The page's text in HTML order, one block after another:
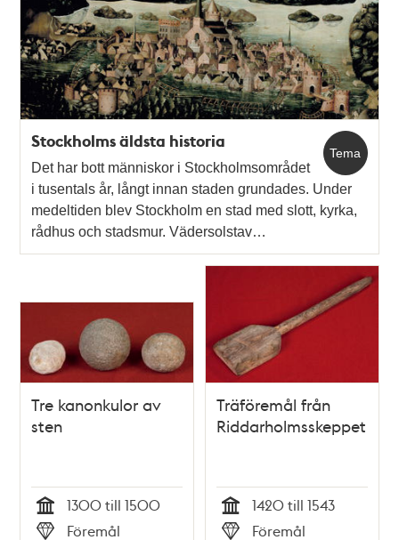
Tema
Stockholms äldsta historia
Det har bott människor i Stockholmsområdet
i tusentals år, långt innan staden grundades. Under
medeltiden blev Stockholm en stad med slott, kyrka,
rådhus och stadsmur. Vädersolstav…
Tre kanonkulor av
sten
Tid
1300 till 1500
Föremål
Träföremål från
Riddarholmsskeppet
Tid
1420 till 1543
Föremål